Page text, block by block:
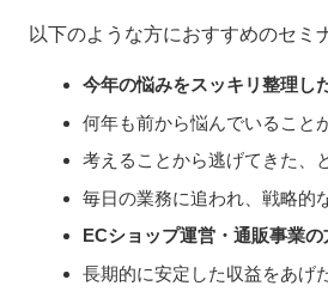
以下のような方におすすめのセミ
今年の悩みをスッキリ整理し
何年も前から悩んでいること
考えることから逃げてきた、
毎日の業務に追われ、戦略的
ECショップ運営・通販事業
長期的に安定した収益をあげ